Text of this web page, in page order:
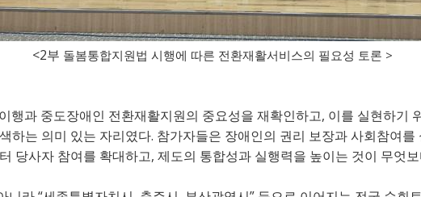
<2부 돌봄통합지원법 시행에 따른 전환재활서비스의 필요성 토론 >
이행과 중도장애인 전환재활지원의 중요성을 재확인하고, 이를 실현하기
하는 의미 있는 자리였다. 참가자들은 장애인의 권리 보장과 사회참여를
당사자 참여를 확대하고, 제도의 통합성과 실행력을 높이는 것이 무엇